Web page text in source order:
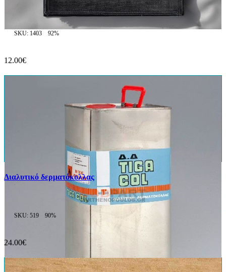
SKU: 1403 92%
12.00€
Διαλυτικό δερματόκολλας
SKU: 519 90%
24.00€